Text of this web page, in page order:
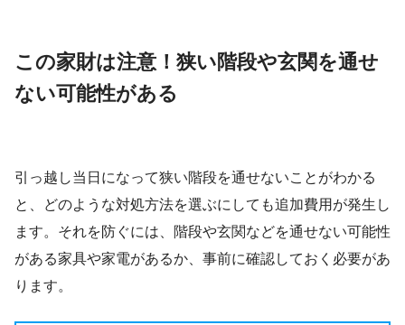
この家財は注意！狭い階段や玄関を通せ
ない可能性がある
引っ越し当日になって狭い階段を通せないことがわかる
と、どのような対処方法を選ぶにしても追加費用が発生し
ます。それを防ぐには、階段や玄関などを通せない可能性
がある家具や家電があるか、事前に確認しておく必要があ
ります。